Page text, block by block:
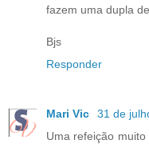
fazem uma dupla
Bjs
Responder
Mari Vic
31 de
Uma refeição